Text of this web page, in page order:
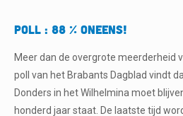
POLL : 88 % oneens!
Meer dan de overgrote meerderheid
poll van het Brabants Dagblad vindt
Donders in het Wilhelmina moet
honderd jaar staat. De laatste tijd